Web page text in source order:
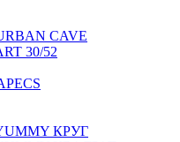
CAVE
30/52
КРУГ